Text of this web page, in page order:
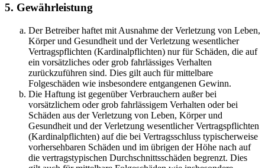
5. Gewährleistung
Der Betreiber haftet mit Ausnahme der Verletzung von Leben,
Körper und Gesundheit und der Verletzung wesentlicher
Vertragspflichten (Kardinalpflichten) nur für Schäden, die auf
ein vorsätzliches oder grob fahrlässiges Verhalten
zurückzuführen sind. Dies gilt auch für mittelbare
Folgeschäden wie insbesondere entgangenen Gewinn.
Die Haftung ist gegenüber Verbrauchern außer bei
vorsätzlichem oder grob fahrlässigem Verhalten oder bei
Schäden aus der Verletzung von Leben, Körper und
Gesundheit und der Verletzung wesentlicher Vertragspflichten
(Kardinalpflichten) auf die bei Vertragsschluss typischerweise
vorhersehbaren Schäden und im übrigen der Höhe nach auf
die vertragstypischen Durchschnittsschäden begrenzt. Dies